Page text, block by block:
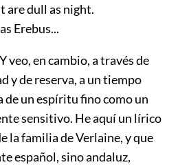
are dull as night.
Erebus...
veo, en cambio, a través de
y de reserva, a un tiempo
de un espíritu fino como un
sensitivo. He aquí un lírico
la familia de Verlaine, y que
español, sino andaluz,